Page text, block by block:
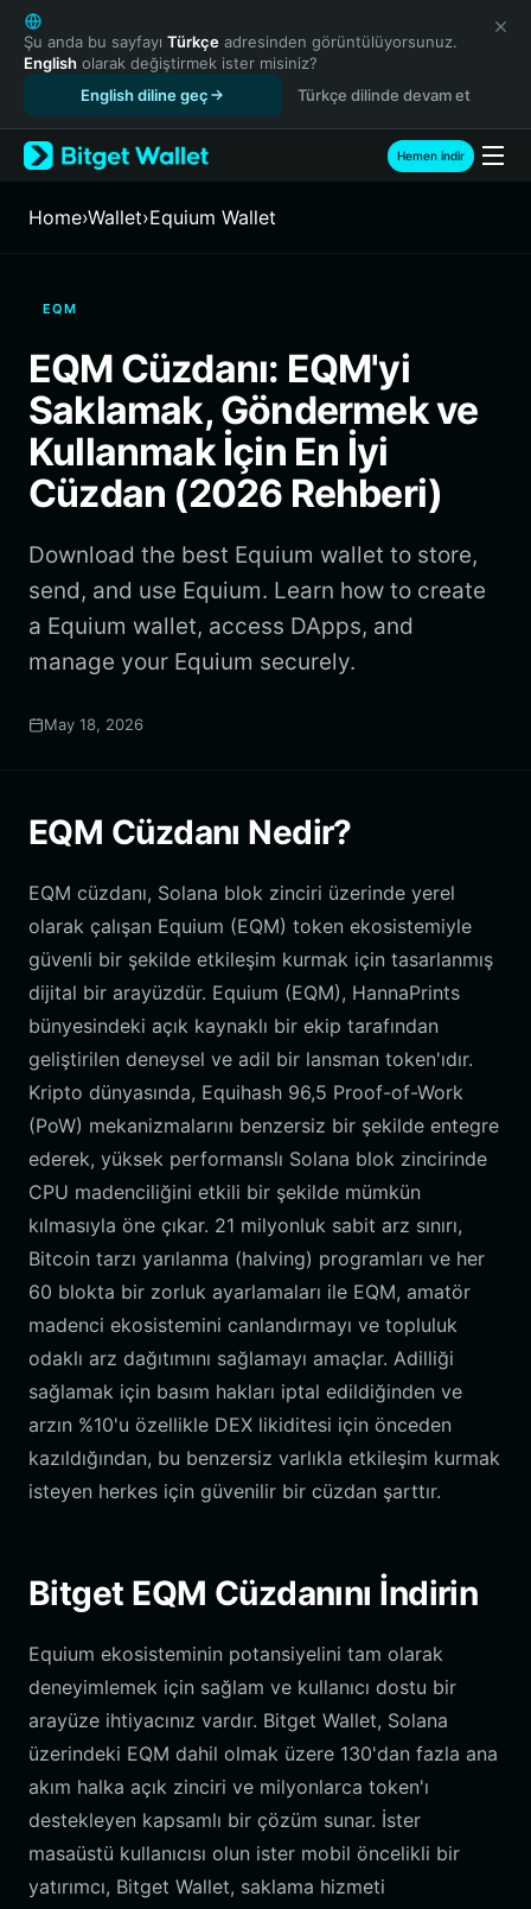
English
日本語
Tiếng Việt
Español (Latinoamérica)
Türkçe
Français
繁體中文
Bahasa Indonesia
ภาษาไทย
हिन्दी
Español
Português (Brasil)
Şu anda bu sayfayı Türkçe adresinden görüntülüyorsunuz.
English olarak değiştirmek ister misiniz?
English diline geç
Türkçe dilinde devam et
Hemen indir
Home›Wallet›Equium Wallet
EQM
EQM Cüzdanı: EQM'yi
Saklamak, Göndermek ve
Kullanmak İçin En İyi
Cüzdan (2026 Rehberi)
Download the best Equium wallet to store,
send, and use Equium. Learn how to create
a Equium wallet, access DApps, and
manage your Equium securely.
May 18, 2026
EQM Cüzdanı Nedir?
EQM cüzdanı, Solana blok zinciri üzerinde yerel
olarak çalışan Equium (EQM) token ekosistemiyle
güvenli bir şekilde etkileşim kurmak için tasarlanmış
dijital bir arayüzdür. Equium (EQM), HannaPrints
bünyesindeki açık kaynaklı bir ekip tarafından
geliştirilen deneysel ve adil bir lansman token'ıdır.
Kripto dünyasında, Equihash 96,5 Proof-of-Work
(PoW) mekanizmalarını benzersiz bir şekilde entegre
ederek, yüksek performanslı Solana blok zincirinde
CPU madenciliğini etkili bir şekilde mümkün
kılmasıyla öne çıkar. 21 milyonluk sabit arz sınırı,
Bitcoin tarzı yarılanma (halving) programları ve her
60 blokta bir zorluk ayarlamaları ile EQM, amatör
madenci ekosistemini canlandırmayı ve topluluk
odaklı arz dağıtımını sağlamayı amaçlar. Adilliği
sağlamak için basım hakları iptal edildiğinden ve
arzın %10'u özellikle DEX likiditesi için önceden
kazıldığından, bu benzersiz varlıkla etkileşim kurmak
isteyen herkes için güvenilir bir cüzdan şarttır.
Bitget EQM Cüzdanını İndirin
Equium ekosisteminin potansiyelini tam olarak
deneyimlemek için sağlam ve kullanıcı dostu bir
arayüze ihtiyacınız vardır. Bitget Wallet, Solana
üzerindeki EQM dahil olmak üzere 130'dan fazla ana
akım halka açık zinciri ve milyonlarca token'ı
destekleyen kapsamlı bir çözüm sunar. İster
masaüstü kullanıcısı olun ister mobil öncelikli bir
yatırımcı, Bitget Wallet, saklama hizmeti